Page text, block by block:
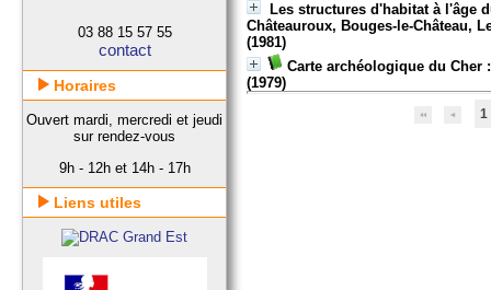
Les structures d'habitat à l'âge
Châteauroux, Bouges-le-Château,
(1981)
Carte archéologique du Cher
(1979)
1
03 88 15 57 55
contact
Horaires
Ouvert mardi, mercredi et jeudi
sur rendez-vous
9h - 12h et 14h - 17h
Liens utiles